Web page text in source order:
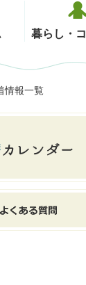
暮らし・
情報一覧